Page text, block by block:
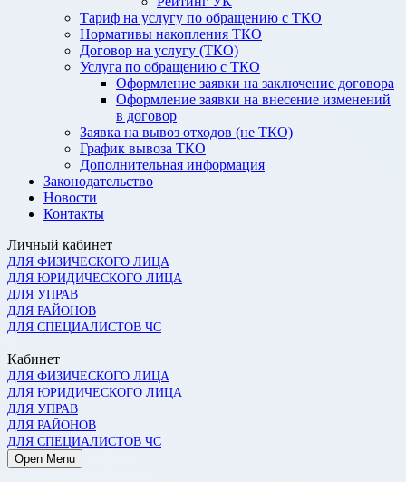
Тариф на услугу по обращению с ТКО
Нормативы накопления ТКО
Договор на услугу (ТКО)
Услуга по обращению с ТКО
Оформление заявки на заключение договора
Оформление заявки на внесение изменений
в договор
Заявка на вывоз отходов (не ТКО)
График вывоза ТКО
Дополнительная информация
Законодательство
Новости
Контакты
Личный кабинет
ДЛЯ ФИЗИЧЕСКОГО ЛИЦА
ДЛЯ ЮРИДИЧЕСКОГО ЛИЦА
ДЛЯ УПРАВ
ДЛЯ РАЙОНОВ
ДЛЯ СПЕЦИАЛИСТОВ ЧС
Кабинет
ДЛЯ ФИЗИЧЕСКОГО ЛИЦА
ДЛЯ ЮРИДИЧЕСКОГО ЛИЦА
ДЛЯ УПРАВ
ДЛЯ РАЙОНОВ
ДЛЯ СПЕЦИАЛИСТОВ ЧС
Open Menu